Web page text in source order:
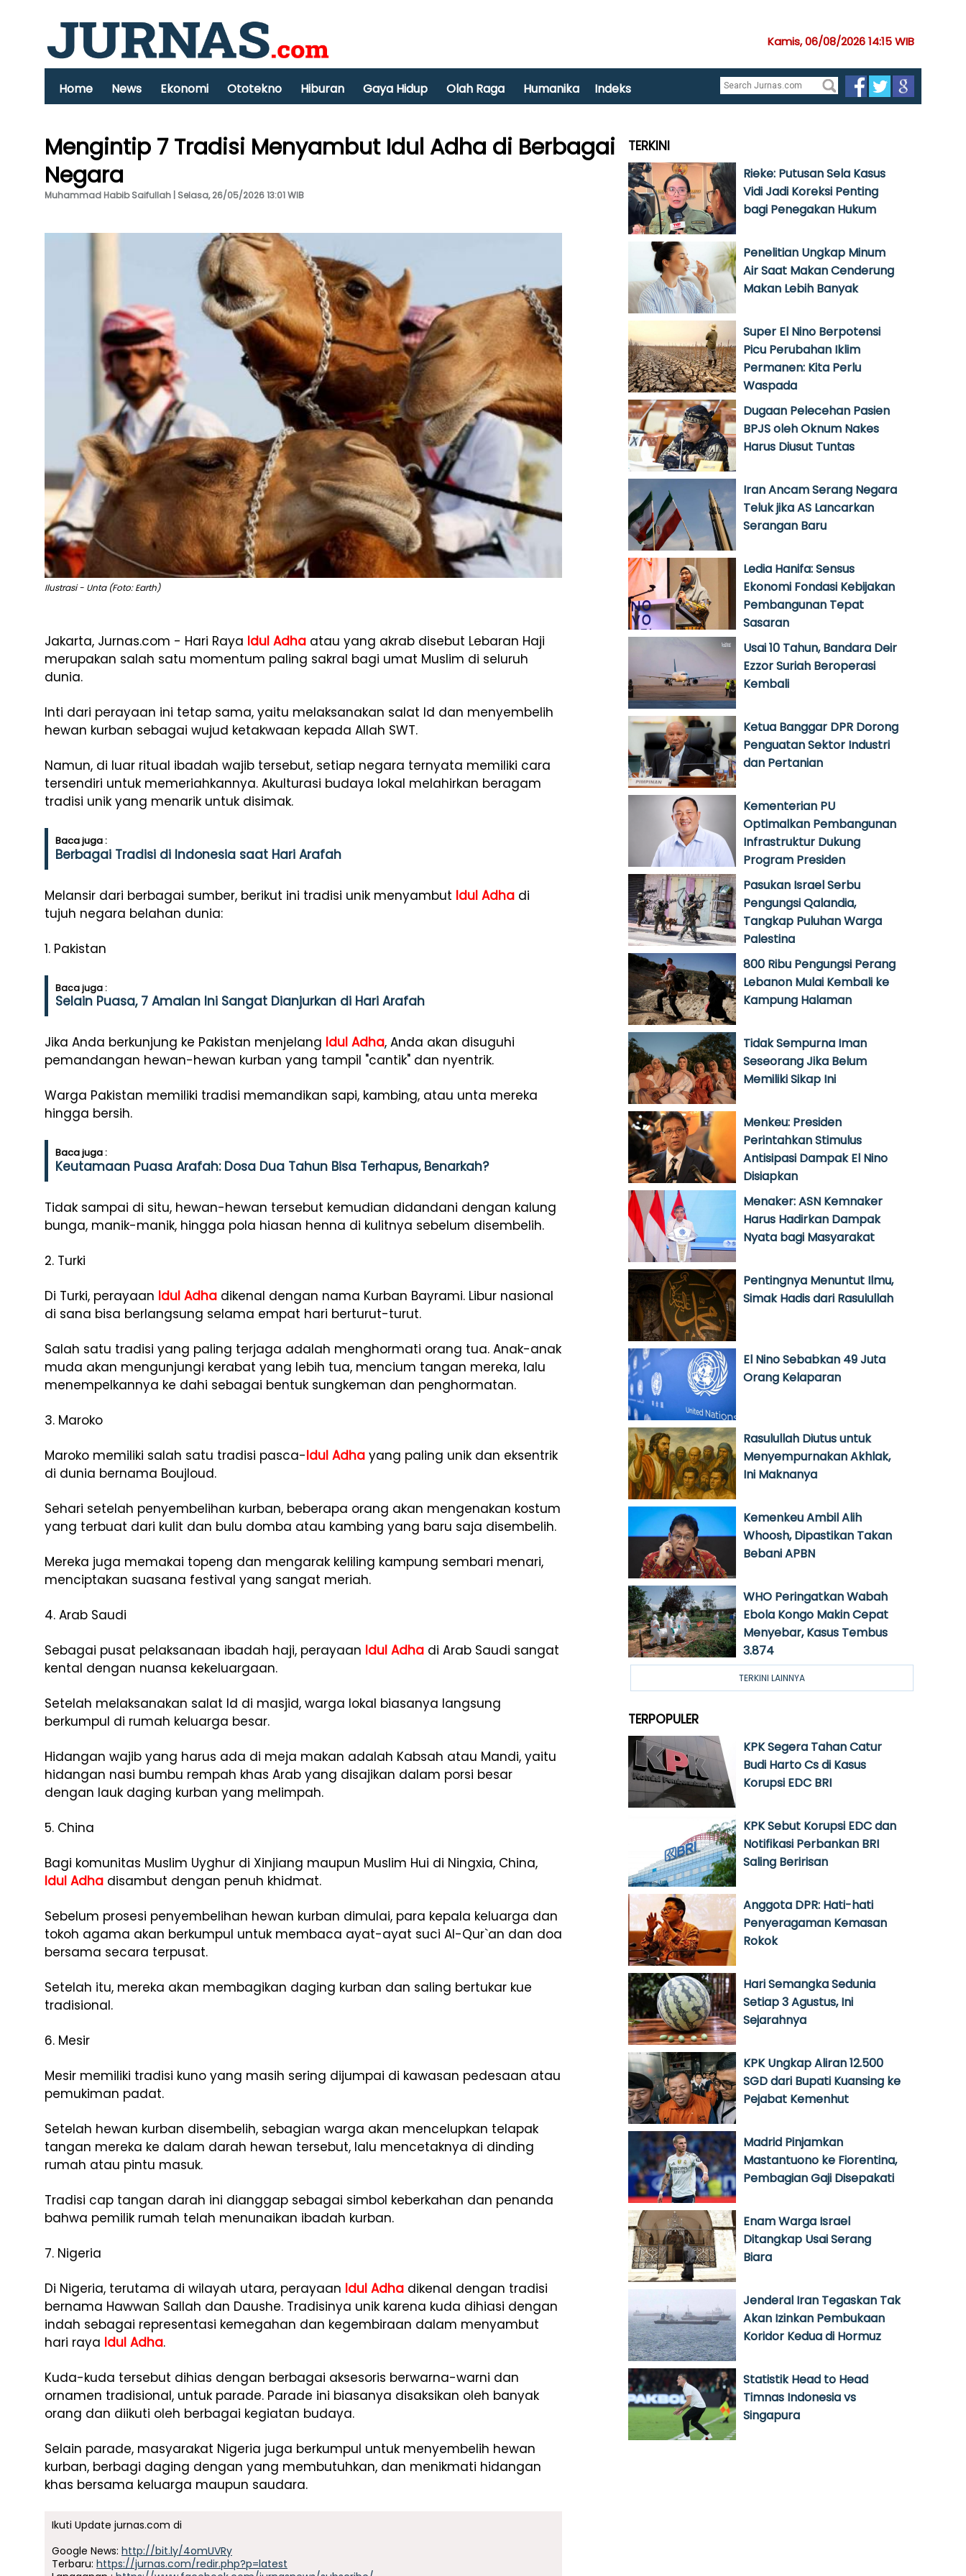
Kamis, 06/08/2026 14:15 WIB
Home News Ekonomi Ototekno Hiburan Gaya Hidup Olah Raga Humanika Indeks
Mengintip 7 Tradisi Menyambut Idul Adha di Berbagai
Negara
Muhammad Habib Saifullah | Selasa, 26/05/2026 13:01 WIB
Ilustrasi - Unta (Foto: Earth)
Jakarta, Jurnas.com - Hari Raya Idul Adha atau yang akrab disebut Lebaran Haji
merupakan salah satu momentum paling sakral bagi umat Muslim di seluruh
dunia.
Inti dari perayaan ini tetap sama, yaitu melaksanakan salat Id dan menyembelih
hewan kurban sebagai wujud ketakwaan kepada Allah SWT.
Namun, di luar ritual ibadah wajib tersebut, setiap negara ternyata memiliki cara
tersendiri untuk memeriahkannya. Akulturasi budaya lokal melahirkan beragam
tradisi unik yang menarik untuk disimak.
Baca juga :
Berbagai Tradisi di Indonesia saat Hari Arafah
Melansir dari berbagai sumber, berikut ini tradisi unik menyambut Idul Adha di
tujuh negara belahan dunia:
1. Pakistan
Baca juga :
Selain Puasa, 7 Amalan Ini Sangat Dianjurkan di Hari Arafah
Jika Anda berkunjung ke Pakistan menjelang Idul Adha, Anda akan disuguhi
pemandangan hewan-hewan kurban yang tampil "cantik" dan nyentrik.
Warga Pakistan memiliki tradisi memandikan sapi, kambing, atau unta mereka
hingga bersih.
Baca juga :
Keutamaan Puasa Arafah: Dosa Dua Tahun Bisa Terhapus, Benarkah?
Tidak sampai di situ, hewan-hewan tersebut kemudian didandani dengan kalung
bunga, manik-manik, hingga pola hiasan henna di kulitnya sebelum disembelih.
2. Turki
Di Turki, perayaan Idul Adha dikenal dengan nama Kurban Bayrami. Libur nasional
di sana bisa berlangsung selama empat hari berturut-turut.
Salah satu tradisi yang paling terjaga adalah menghormati orang tua. Anak-anak
muda akan mengunjungi kerabat yang lebih tua, mencium tangan mereka, lalu
menempelkannya ke dahi sebagai bentuk sungkeman dan penghormatan.
3. Maroko
Maroko memiliki salah satu tradisi pasca-Idul Adha yang paling unik dan eksentrik
di dunia bernama Boujloud.
Sehari setelah penyembelihan kurban, beberapa orang akan mengenakan kostum
yang terbuat dari kulit dan bulu domba atau kambing yang baru saja disembelih.
Mereka juga memakai topeng dan mengarak keliling kampung sembari menari,
menciptakan suasana festival yang sangat meriah.
4. Arab Saudi
Sebagai pusat pelaksanaan ibadah haji, perayaan Idul Adha di Arab Saudi sangat
kental dengan nuansa kekeluargaan.
Setelah melaksanakan salat Id di masjid, warga lokal biasanya langsung
berkumpul di rumah keluarga besar.
Hidangan wajib yang harus ada di meja makan adalah Kabsah atau Mandi, yaitu
hidangan nasi bumbu rempah khas Arab yang disajikan dalam porsi besar
dengan lauk daging kurban yang melimpah.
5. China
Bagi komunitas Muslim Uyghur di Xinjiang maupun Muslim Hui di Ningxia, China,
Idul Adha disambut dengan penuh khidmat.
Sebelum prosesi penyembelihan hewan kurban dimulai, para kepala keluarga dan
tokoh agama akan berkumpul untuk membaca ayat-ayat suci Al-Qur`an dan doa
bersama secara terpusat.
Setelah itu, mereka akan membagikan daging kurban dan saling bertukar kue
tradisional.
6. Mesir
Mesir memiliki tradisi kuno yang masih sering dijumpai di kawasan pedesaan atau
pemukiman padat.
Setelah hewan kurban disembelih, sebagian warga akan mencelupkan telapak
tangan mereka ke dalam darah hewan tersebut, lalu mencetaknya di dinding
rumah atau pintu masuk.
Tradisi cap tangan darah ini dianggap sebagai simbol keberkahan dan penanda
bahwa pemilik rumah telah menunaikan ibadah kurban.
7. Nigeria
Di Nigeria, terutama di wilayah utara, perayaan Idul Adha dikenal dengan tradisi
bernama Hawwan Sallah dan Daushe. Tradisinya unik karena kuda dihiasi dengan
indah sebagai representasi kemegahan dan kegembiraan dalam menyambut
hari raya Idul Adha.
Kuda-kuda tersebut dihias dengan berbagai aksesoris berwarna-warni dan
ornamen tradisional, untuk parade. Parade ini biasanya disaksikan oleh banyak
orang dan diikuti oleh berbagai kegiatan budaya.
Selain parade, masyarakat Nigeria juga berkumpul untuk menyembelih hewan
kurban, berbagi daging dengan yang membutuhkan, dan menikmati hidangan
khas bersama keluarga maupun saudara.
Ikuti Update jurnas.com di
Google News: http://bit.ly/4omUVRy
Terbaru: https://jurnas.com/redir.php?p=latest
TERKINI
Rieke: Putusan Sela Kasus
Vidi Jadi Koreksi Penting
bagi Penegakan Hukum
Penelitian Ungkap Minum
Air Saat Makan Cenderung
Makan Lebih Banyak
Super El Nino Berpotensi
Picu Perubahan Iklim
Permanen: Kita Perlu
Waspada
Dugaan Pelecehan Pasien
BPJS oleh Oknum Nakes
Harus Diusut Tuntas
Iran Ancam Serang Negara
Teluk jika AS Lancarkan
Serangan Baru
Ledia Hanifa: Sensus
Ekonomi Fondasi Kebijakan
Pembangunan Tepat
Sasaran
Usai 10 Tahun, Bandara Deir
Ezzor Suriah Beroperasi
Kembali
Ketua Banggar DPR Dorong
Penguatan Sektor Industri
dan Pertanian
Kementerian PU
Optimalkan Pembangunan
Infrastruktur Dukung
Program Presiden
Pasukan Israel Serbu
Pengungsi Qalandia,
Tangkap Puluhan Warga
Palestina
800 Ribu Pengungsi Perang
Lebanon Mulai Kembali ke
Kampung Halaman
Tidak Sempurna Iman
Seseorang Jika Belum
Memiliki Sikap Ini
Menkeu: Presiden
Perintahkan Stimulus
Antisipasi Dampak El Nino
Disiapkan
Menaker: ASN Kemnaker
Harus Hadirkan Dampak
Nyata bagi Masyarakat
Pentingnya Menuntut Ilmu,
Simak Hadis dari Rasulullah
El Nino Sebabkan 49 Juta
Orang Kelaparan
Rasulullah Diutus untuk
Menyempurnakan Akhlak,
Ini Maknanya
Kemenkeu Ambil Alih
Whoosh, Dipastikan Takan
Bebani APBN
WHO Peringatkan Wabah
Ebola Kongo Makin Cepat
Menyebar, Kasus Tembus
3.874
TERKINI LAINNYA
TERPOPULER
KPK Segera Tahan Catur
Budi Harto Cs di Kasus
Korupsi EDC BRI
KPK Sebut Korupsi EDC dan
Notifikasi Perbankan BRI
Saling Beririsan
Anggota DPR: Hati-hati
Penyeragaman Kemasan
Rokok
Hari Semangka Sedunia
Setiap 3 Agustus, Ini
Sejarahnya
KPK Ungkap Aliran 12.500
SGD dari Bupati Kuansing ke
Pejabat Kemenhut
Madrid Pinjamkan
Mastantuono ke Fiorentina,
Pembagian Gaji Disepakati
Enam Warga Israel
Ditangkap Usai Serang
Biara
Jenderal Iran Tegaskan Tak
Akan Izinkan Pembukaan
Koridor Kedua di Hormuz
Statistik Head to Head
Timnas Indonesia vs
Singapura